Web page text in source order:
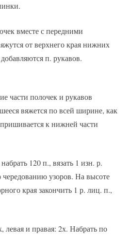
вместе с передними
от верхнего края нижних
п. рукавов.
части полочек и рукавов
вяжется по всей ширине, как
к нижней части
120 п., вязать 1 изн. р.
чередованию узоров. На высоте
края закончить 1 р. лиц. п.,
и правая: 2х. Набрать по